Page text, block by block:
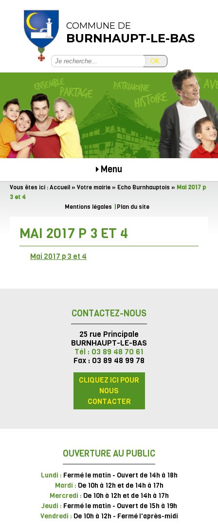
COMMUNE DE
BURNHAUPT-LE-BAS
OK
Menu
Vous êtes ici :Accueil » Votre mairie » Echo Burnhauptois » Mai 2017 p
3 et 4
Mentions légales
Plan du site
MAI 2017 P 3 ET 4
Mai 2017 p 3 et 4
CONTACTEZ-NOUS
25 rue Principale
BURNHAUPT-LE-BAS
Tél : 03 89 48 70 61
Fax : 03 89 48 99 78
CLIQUEZ ICI POUR
NOUS
CONTACTER
OUVERTURE AU PUBLIC
Lundi : Fermé le matin - Ouvert de 14h à 18h
Mardi : De 10h à 12h et de 14h à 17h
Mercredi : De 10h à 12h et de 14h à 17h
Jeudi : Fermé le matin - Ouvert de 15h à 19h
Vendredi : De 10h à 12h - Fermé l'après-midi